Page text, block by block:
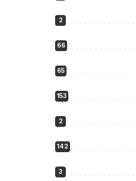
2
66
65
153
2
142
3